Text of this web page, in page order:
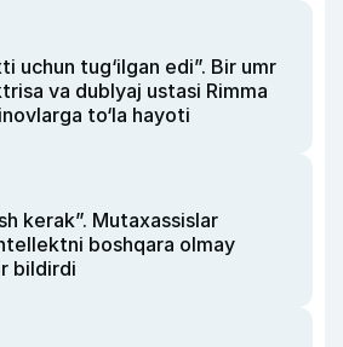
uchun tug‘ilgan edi”. Bir umr
va dublyaj ustasi Rimma
to‘la hayoti
kerak”. Mutaxassislar
boshqara olmay
bildirdi